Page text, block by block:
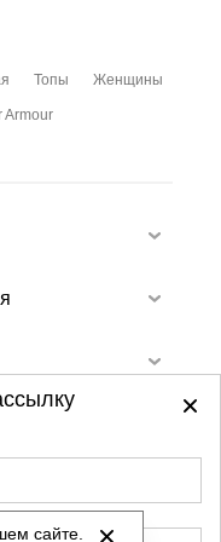
Топы Женщины
Armour
- все права
сайте.